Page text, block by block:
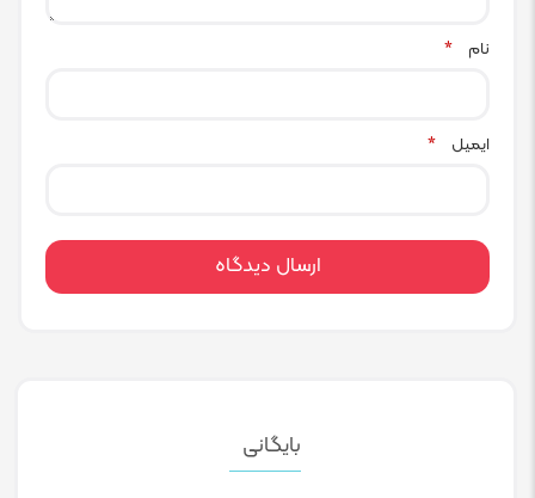
نام *
ایمیل *
بایگانی